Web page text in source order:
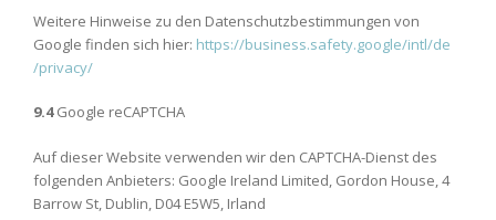
Weitere Hinweise zu den Datenschutzbestimmungen von
Google finden sich hier: https://business.safety.google/intl/de
/privacy/
9.4Google reCAPTCHA
Auf dieser Website verwenden wir den CAPTCHA-Dienst des
folgenden Anbieters: Google Ireland Limited, Gordon House, 4
Barrow St, Dublin, D04 E5W5, Irland